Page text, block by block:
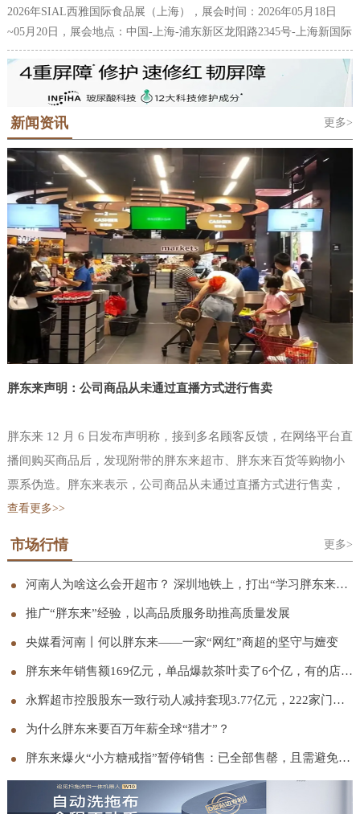
膳等渠道专业人群，面向流通与餐饮市场
的展会组织者拥有全球食品行业展览领先
地位的科隆世界食品博览会Anuga，科隆
国际糖果及休闲食品展ISM和泰国国际食
品展Anuga Asia-Thaifex等覆盖食品贸易
和食品制造技术全产业链的贸易展览会。
世界食品（深圳）博览会将在Anuga的全
球战略指导下升级品牌——Anuga Select
China将正式落地中国大湾区。Anuga科
隆世界食品博览会创立于1919年，已经
到700家。美国拉斯维加斯便利店及零售
展览会NGA是唯一一个专门围绕商铺店
面为主题的展览，由国家零售商协会
（National Grocers Association）举办，
对于那些需要了解最新的行业趋势和最佳
为期三天的美国拉斯维加斯零售展览会
NGA中，独立零售商便利店和批发商，
零售业高管，CPG制造商和服务聚集在一
起，提供了无与伦比的学习，参与，共
享，网络和创新的机会。全国杂货商协会
是唯一专门致力于独立杂货商需求的行业
协会。考虑到当今瞬息万变的市场和食品
零售业中不断发展的创新进步，NGA
Show是必须参加的盛会。这是店铺商唯
商数量及参展品牌达到1642家。台北国际食品展为中国台湾规模最
大、也是最为国际化的食品专业采购展览会，每年6月皆吸引了许多來
自国內外的专业买主前来台采购参观，堪称亚洲不可错过的食品盛
会，亦为全球华人食品业界不容缺席的年度场合。本展2012年起，首
次扩增世贸一馆展区，联合原有之南港展馆展区，展览规模与来访人
潮屡创新高。该展会的主办单位中国台湾对外贸易发展协会(简称外贸
协会或贸协)由中国台湾省经济部于结合民间工商团体设立之公益性财
团法人，以协助业者拓展对外贸易。目前，本会拥有600多位训练有素
的贸易专才，除台北总部外，设有新竹、台中、台南及高雄等4个办事
处和遍布全球近50个驻外据点，另相继设立中国台湾贸易中心、台北
世界贸易中心等姐妹机构，形成完整的贸易服务网，是业者
2026年SIAL西雅国际食品展（上海），展会时间：2026年05月18日
~05月20日，展会地点：中国-上海-浦东新区龙阳路2345号-上海新国际
博览中心，主办方：高美艾博展览集团、北京爱博西雅展览有限公
司、中国商业联合会，举办周期：一年一届，展会面积：200000平
米，参展观众：180000人，参展商数量及参展品牌达到5000家。SIAL
是法语“Salon International De L'Alimentation”的缩写，中文意思是国际
食品展览会，“西雅”是SIAL的中文音译名称。SIAL 品牌于1964年在法
国巴黎创立，是全球前五大展会主办集团——法国高美艾博展览集团
自有品牌。SIAL全球系列食品展。2000年将SIAL西雅展引进中国举
办。在近60年的国际品牌沉淀和24年的中国市场深耕中，SIAL中国系
列国际食品展孕育了SIAL西雅展（上海）和SIAL西雅展（深圳）两大
食饮展览。SIAL西雅展（上海）已经成为“SIAL世界三大食品展之
一”。SIAL西雅展（深圳）也将以“SIAL世界展会对话世界地标”为定
位，吸引全球目光定位粤港
新闻资讯 更多>
胖东来声明：公司商品从未通过直播方式进行售卖
胖东来 12 月 6 日发布声明称，接到多名顾客反馈，在网络平台直
播间购买商品后，发现附带的胖东来超市、胖东来百货等购物小
票系伪造。胖东来表示，公司商品从未通过直播方式进行售卖，
也并未授权任何单位或个人开设网店、代购商品、直播卖货等行
重告知正在实施上述行为的单位或个人立即停止相关行为，公司
会采取包括但不限于向行政部门举报、向平台投诉、启动诉讼等
必要措施，依法追究其法律责任。胖东来还曾在 11 月发文称，网
中使用于东来的视频切片进行带货宣传以此谋取不当利益的行
为，胖东来从未授权过任何平台、任何账号进行网络直播带货。
胖东来已累计发现侵权直播间 120 个、侵权视频超过 1.5 万条，
其中约 11900 条视频已完成下架处理，相关侵权账号也已全部取
进处理。胖东来创始人于东来早在 2024 年底就在社交平台连发三
查看更多>>
市场行情 更多>
河南人为啥这么会开超市？ 深圳地铁上，打出“学习胖东来”宣传语
推广“胖东来”经验，以高品质服务助推高质量发展
央媒看河南丨何以胖东来——一家“网红”商超的坚守与嬗变
胖东来年销售额169亿元，单品爆款茶叶卖了6个亿，有的店只营业5小时
永辉超市控股股东一致行动人减持套现3.77亿元，222家门店完成胖东来模式调改
为什么胖东来要百万年薪全球“猎才”？
胖东来爆火“小方糖戒指”暂停销售：已全部售罄，且需避免集中抢购；此前被称“1克拉钻戒平替”